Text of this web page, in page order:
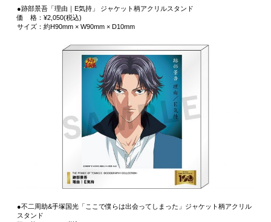
●跡部景吾「理由｜E気持」 ジャケット柄アクリルスタンド
価 格：¥2,050(税込)
サイズ：約H90mm × W90mm × D10mm
●不二周助&手塚国光「ここで僕らは出会ってしまった」ジャケット柄アクリル
スタンド